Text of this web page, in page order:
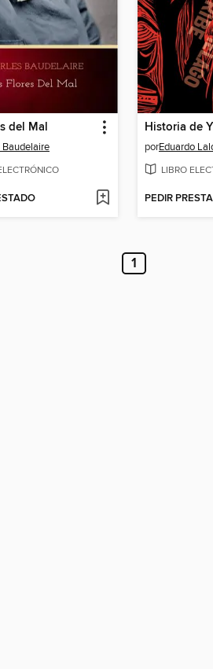
del Mal
Baudelaire
Historia de
porEduardo
LIBRO
PEDIR
1